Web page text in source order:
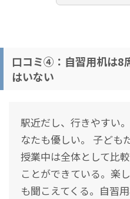
口コミ④：自習用机は8
はいない
駅近だし、行きやすい
なたも優しい。 子ども
授業中は全体として比
ことができている。楽
も聞こえてくる。自習